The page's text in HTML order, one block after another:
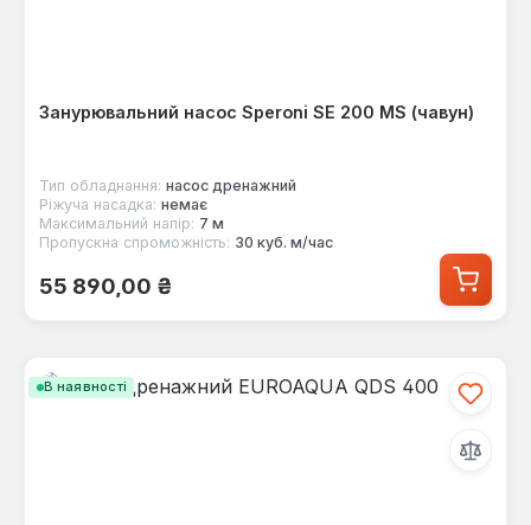
Занурювальний насос Speroni SE 200 MS (чавун)
Тип обладнання: насос дренажний
Ріжуча насадка: немає
Максимальний напір: 7 м
Пропускна спроможність: 30 куб. м/час
Звичайна ціна:
55 890,00 ₴
В наявності